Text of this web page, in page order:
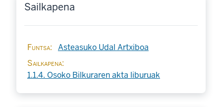
Sailkapena
Funtsa
Asteasuko Udal Artxiboa
Sailkapena
1.1.4. Osoko Bilkuraren akta liburuak